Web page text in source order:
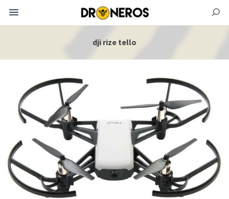
dji rize tello